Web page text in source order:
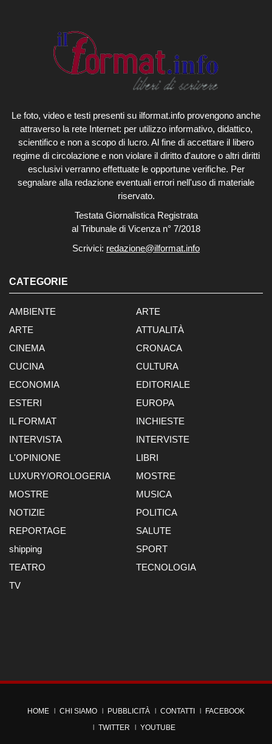
Le foto, video e testi presenti su ilformat.info provengono anche
attraverso la rete Internet: per utilizzo informativo, didattico,
scientifico e non a scopo di lucro. Al fine di accettare il libero
regime di circolazione e non violare il diritto d'autore o altri diritti
esclusivi verranno effettuate le opportune verifiche. Per
segnalare alla redazione eventuali errori nell'uso di materiale
riservato.
Testata Giornalistica Registrata
al Tribunale di Vicenza n° 7/2018
Scrivici: redazione@ilformat.info
CATEGORIE
AMBIENTE
ARTE
ARTE
ATTUALITÀ
CINEMA
CRONACA
CUCINA
CULTURA
ECONOMIA
EDITORIALE
ESTERI
EUROPA
IL FORMAT
INCHIESTE
INTERVISTA
INTERVISTE
L'OPINIONE
LIBRI
LUXURY/OROLOGERIA
MOSTRE
MOSTRE
MUSICA
NOTIZIE
POLITICA
REPORTAGE
SALUTE
shipping
SPORT
TEATRO
TECNOLOGIA
TV
HOME CHI SIAMO PUBBLICITÀ CONTATTI
FACEBOOK
TWITTER
YOUTUBE